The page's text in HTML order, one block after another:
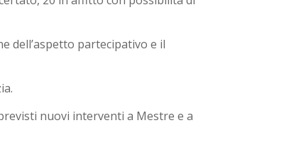
dell’aspetto partecipativo e il
nuovi interventi a Mestre e a